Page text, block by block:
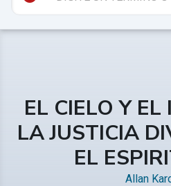
EL CIELO Y
LA JUSTICIA
EL
Allan